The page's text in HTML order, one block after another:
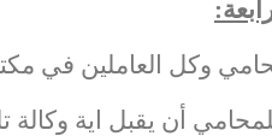
وكل العاملين في
أن يقبل اية